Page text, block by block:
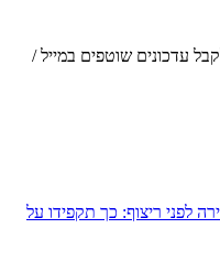
עדכונים שוטפים במייל /